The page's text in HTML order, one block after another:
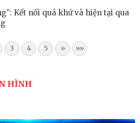
Kết nối quá khứ và hiện tại qua
3 4 5 » »»
HÌNH